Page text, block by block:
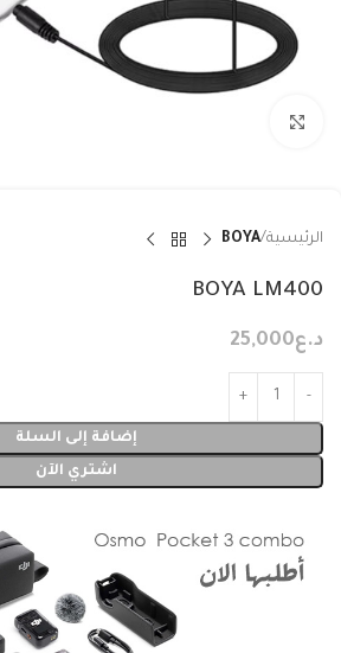
الرئيسية BOYA
BOYA LM400
د.ع25,000
إضافة إلى السلة
اشتري الآن